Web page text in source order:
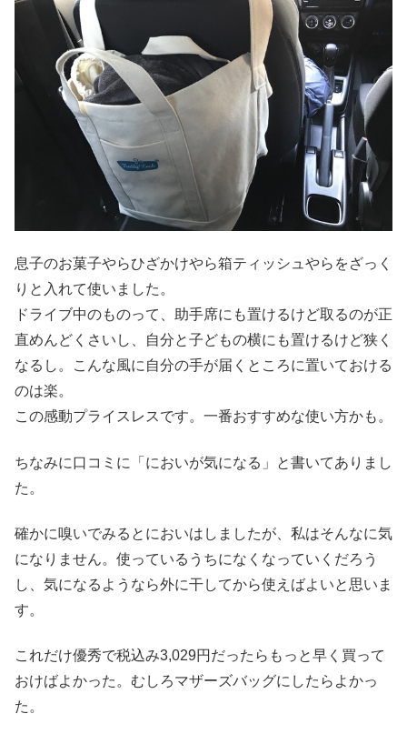
息子のお菓子やらひざかけやら箱ティッシュやらをざっく
りと入れて使いました。
ドライブ中のものって、助手席にも置けるけど取るのが正
直めんどくさいし、自分と子どもの横にも置けるけど狭く
なるし。こんな風に自分の手が届くところに置いておける
のは楽。
この感動プライスレスです。一番おすすめな使い方かも。
ちなみに口コミに「においが気になる」と書いてありまし
た。
確かに嗅いでみるとにおいはしましたが、私はそんなに気
になりません。使っているうちになくなっていくだろう
し、気になるようなら外に干してから使えばよいと思いま
す。
これだけ優秀で税込み3,029円だったらもっと早く買って
おけばよかった。むしろマザーズバッグにしたらよかっ
た。